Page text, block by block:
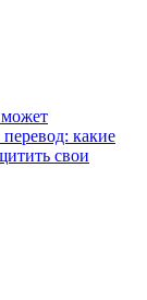
какие
свои